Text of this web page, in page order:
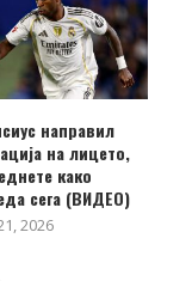
направил
на лицето,
како
сега (ВИДЕО)
2026